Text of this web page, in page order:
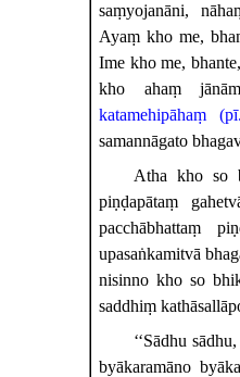
saṃyojanāni,
Ayaṃkho me,
Ime kho me,
kho ahaṃ
katamehipāhaṃ
samannāgato
Atha kho so
piṇḍapātaṃ
pacchābhattaṃ
upasaṅkamitvā
nisinno kho so
saddhiṃ
‘‘Sādhu
byākaramāno